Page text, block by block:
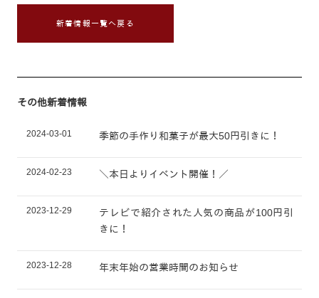
新着情報一覧へ戻る
その他新着情報
2024-03-01 季節の手作り和菓子が最大50円引きに！
2024-02-23 ＼本日よりイベント開催！／
2023-12-29
テレビで紹介された人気の商品が100円引
きに！
2023-12-28 年末年始の営業時間のお知らせ